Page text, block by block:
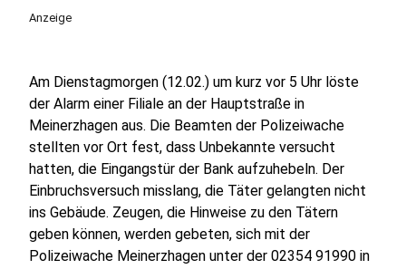
Anzeige
Am Dienstagmorgen (12.02.) um kurz vor 5 Uhr löste
der Alarm einer Filiale an der Hauptstraße in
Meinerzhagen aus. Die Beamten der Polizeiwache
stellten vor Ort fest, dass Unbekannte versucht
hatten, die Eingangstür der Bank aufzuhebeln. Der
Einbruchsversuch misslang, die Täter gelangten nicht
ins Gebäude. Zeugen, die Hinweise zu den Tätern
geben können, werden gebeten, sich mit der
Polizeiwache Meinerzhagen unter der 02354 91990 in